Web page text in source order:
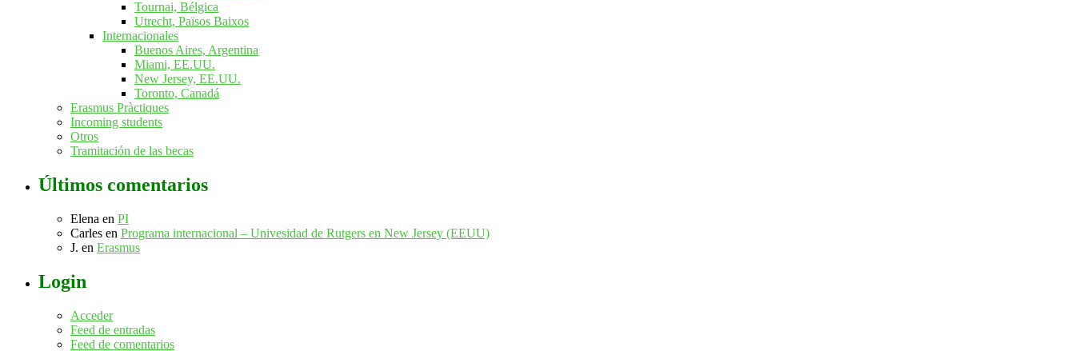
Tournai, Bélgica
Utrecht, Països Baixos
Internacionales
Buenos Aires, Argentina
Miami, EE.UU.
New Jersey, EE.UU.
Toronto, Canadá
Erasmus Pràctiques
Incoming students
Otros
Tramitación de las becas
Últimos comentarios
Elena en PI
Carles en Programa internacional – Univesidad de Rutgers en New Jersey (EEUU)
J. en Erasmus
Login
Acceder
Feed de entradas
Feed de comentarios